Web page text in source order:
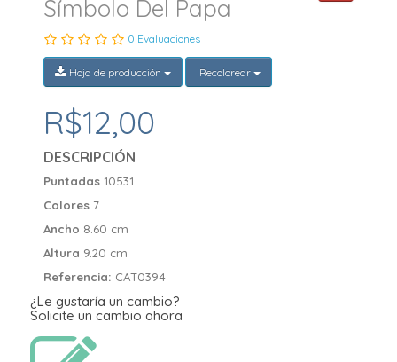
Símbolo Del Papa
0 Evaluaciones
Hoja de producción Recolorear
R$12,00
DESCRIPCIÓN
Puntadas 10531
Colores 7
Ancho 8.60 cm
Altura 9.20 cm
Referencia: CAT0394
¿Le gustaría un cambio?
Solicite un cambio ahora